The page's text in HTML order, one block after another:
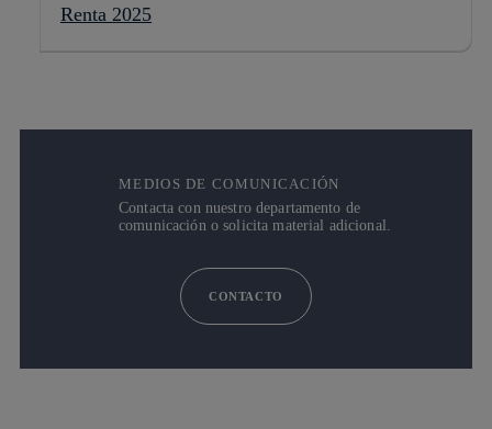
Renta 2025
MEDIOS DE COMUNICACIÓN
Contacta con nuestro departamento de
comunicación o solicita material adicional.
CONTACTO